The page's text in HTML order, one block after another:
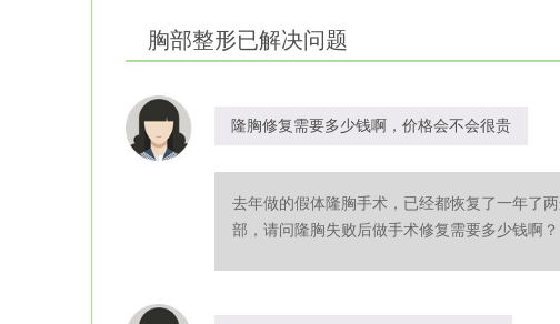
胸部整形已解决问题
隆胸修复需要多少钱啊，价格会不会很贵
去年做的假体隆胸手术，已经都恢复了一年了
部，请问隆胸失败后做手术修复需要多少钱啊